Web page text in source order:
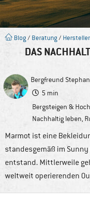
Blog / Beratung /
DAS
Bergfreund Stephan
5 min
Bergsteigen &
Nachhaltig leben,
Marmot ist eine
standesgemäß im
entstand. Mittlerweile
weltweit operierenden